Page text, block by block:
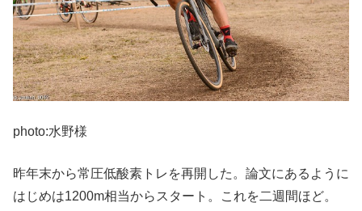
photo:水野様
昨年末から常圧低酸素トレを再開した。論文にあるように
はじめは1200m相当からスタート。これを二週間ほど。